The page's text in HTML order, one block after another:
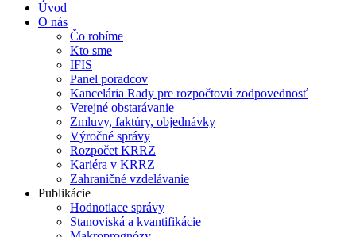
Úvod
O nás
Čo robíme
Kto sme
IFIS
Panel poradcov
Kancelária Rady pre rozpočtovú zodpovednosť
Verejné obstarávanie
Zmluvy, faktúry, objednávky
Výročné správy
Rozpočet KRRZ
Kariéra v KRRZ
Zahraničné vzdelávanie
Publikácie
Hodnotiace správy
Stanoviská a kvantifikácie